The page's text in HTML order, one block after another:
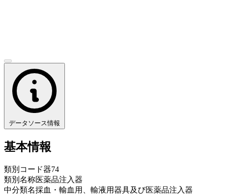
データソース情報
基本情報
類別コード器74
類別名称医薬品注入器
中分類名採血・輸血用、輸液用器具及び医薬品注入器